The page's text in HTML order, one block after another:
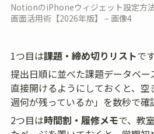
NotionのiPhoneウィジェット設定方
画面活用術【2026年版】 – 画像4
1つ目は課題・締め切りリストです
提出日順に並べた課題データベ
直接開けるようにしておくと、
週何が残っているか」を数秒で確
2つ目は時間割・履修メモで、教